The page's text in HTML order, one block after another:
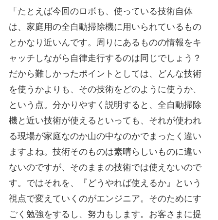
「たとえば今回のロボも、使っている技術自体
は、家庭用の全自動掃除機に用いられているもの
とかなり近いんです。周りにあるものの情報をキ
ャッチしながら自律走行するのは同じでしょう？
だから難しかったポイントとしては、どんな技術
を使うかよりも、その技術をどのように使うか、
という点。分かりやすく説明すると、全自動掃除
機と近い技術が使えるといっても、それが使われ
る現場が家庭なのか山の中なのかでまったく違い
ますよね。技術そのものは素晴らしいものに違い
ないのですが、そのままの技術では使えないので
す。ではそれを、『どうやれば使えるか』という
視点で変えていくのがエンジニア。そのためにす
ごく勉強をするし、努力もします。お客さまに提